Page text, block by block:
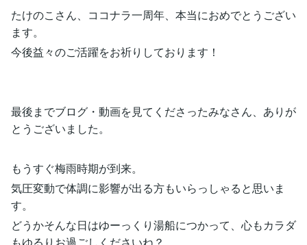
たけのこさん、ココナラ一周年、本当におめでとうござい
ます。
今後益々のご活躍をお祈りしております！
最後までブログ・動画を見てくださったみなさん、ありが
とうございました。
もうすぐ梅雨時期が到来。
気圧変動で体調に影響が出る方もいらっしゃると思いま
す。
どうかそんな日はゆーっくり湯船につかって、心もカラダ
もゆるりお過ごしくださいね？